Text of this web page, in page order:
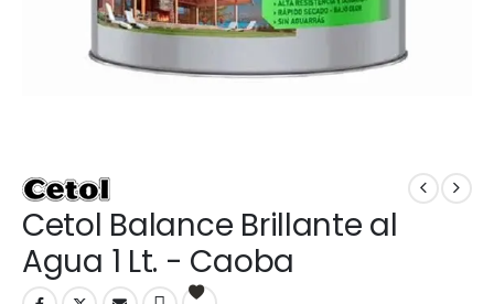
Cetol Balance Brillante al
Agua 1 Lt. - Caoba